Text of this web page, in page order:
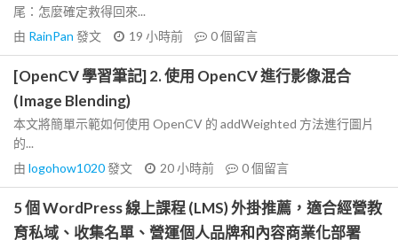
尾：怎麼確定救得回來...
由 RainPan 發文 19 小時前 0個留言
[OpenCV 學習筆記] 2. 使用 OpenCV 進行影像混合
(Image Blending)
本文將簡單示範如何使用 OpenCV 的 addWeighted 方法進行圖片
的...
由 logohow1020發文 20 小時前 0個留言
5 個 WordPress 線上課程 (LMS) 外掛推薦，適合經營教
育私域、收集名單、營運個人品牌和內容商業化部署